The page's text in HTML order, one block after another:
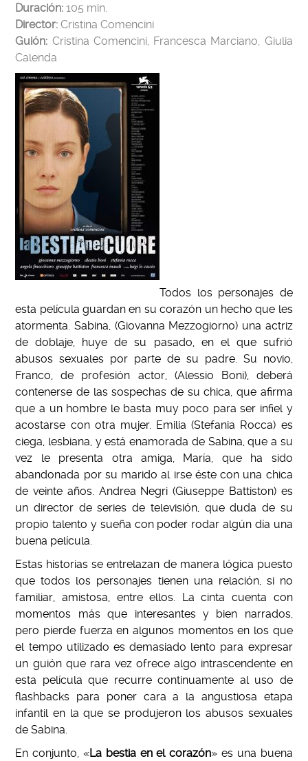
Duración:105 min.
Director:Cristina Comencini
Guión: Cristina Comencini, Francesca Marciano, Giulia
Calenda
Todos los personajes de
esta película guardan en su corazón un hecho que les
atormenta. Sabina, (Giovanna Mezzogiorno) una actriz
de doblaje, huye de su pasado, en el que sufrió
abusos sexuales por parte de su padre. Su novio,
Franco, de profesión actor, (Alessio Boni), deberá
contenerse de las sospechas de su chica, que afirma
que a un hombre le basta muy poco para ser infiel y
acostarse con otra mujer. Emilia (Stefania Rocca) es
ciega, lesbiana, y está enamorada de Sabina, que a su
vez le presenta otra amiga, María, que ha sido
abandonada por su marido al irse éste con una chica
de veinte años. Andrea Negri (Giuseppe Battiston) es
un director de series de televisión, que duda de su
propio talento y sueña con poder rodar algún día una
buena película.
Estas historias se entrelazan de manera lógica puesto
que todos los personajes tienen una relación, si no
familiar, amistosa, entre ellos. La cinta cuenta con
momentos más que interesantes y bien narrados,
pero pierde fuerza en algunos momentos en los que
el tempo utilizado es demasiado lento para expresar
un guión que rara vez ofrece algo intrascendente en
esta película que recurre continuamente al uso de
flashbacks para poner cara a la angustiosa etapa
infantil en la que se produjeron los abusos sexuales
de Sabina.
En conjunto, «La bestia en el corazón» es una buena